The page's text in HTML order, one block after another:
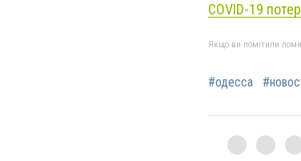
COVID-19
Якщо ви помітили
#одесса